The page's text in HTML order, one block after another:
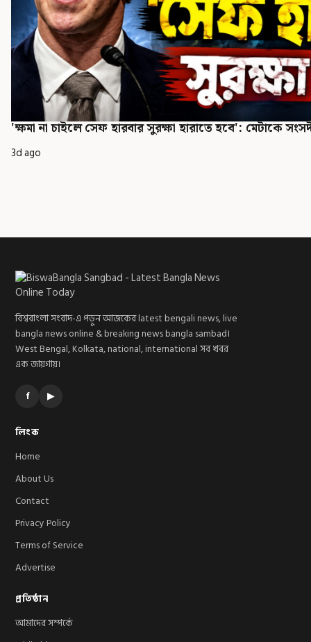
'ক্ষমা না চাইলে সেফ হারবার সুরক্ষা হারাতে হবে': মেটাকে
3d ago
বিশ্ববাংলা সংবাদ-এ পড়ুন আজকের latest bengali news, live
bangla news online & breaking news bangla sambad।
West Bengal, Kolkata, national, international সব খবর
এক জায়গায়।
f ▶
লিংক
Home
About Us
Contact
Privacy Policy
Terms of Service
Advertise
প্রতিষ্ঠান
আমাদের সম্পর্কে